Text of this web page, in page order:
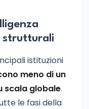
strutturali
istituzioni
meno di un
scala globale.
le fasi della